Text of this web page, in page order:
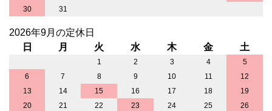
30
31
2026年9月の定休日
日
月 火 水 木 金 土
1 2 3 4
5
6
7 8 9 10 11
12
13
14 15 16 17 18
19
20
21 22 23 24 25
26